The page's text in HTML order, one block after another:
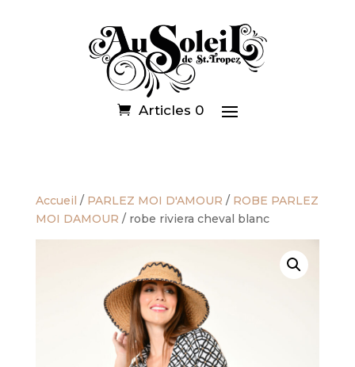
Articles 0
Accueil / PARLEZ MOI D'AMOUR / ROBE PARLEZ
MOI DAMOUR / robe riviera cheval blanc